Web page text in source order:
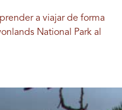
a viajar de forma
National Park al